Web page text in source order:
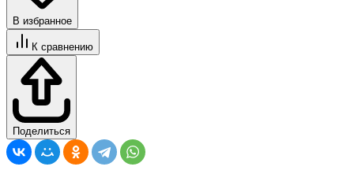
В избранное
К сравнению
Поделиться